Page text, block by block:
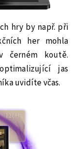
hry by např. při
her mohla
černém koutě.
jas
uvidíte včas.